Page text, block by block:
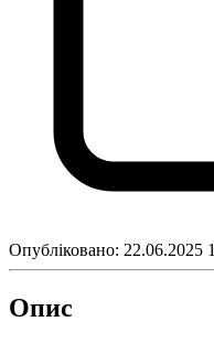
Опубліковано: 22.06.2025
Опис